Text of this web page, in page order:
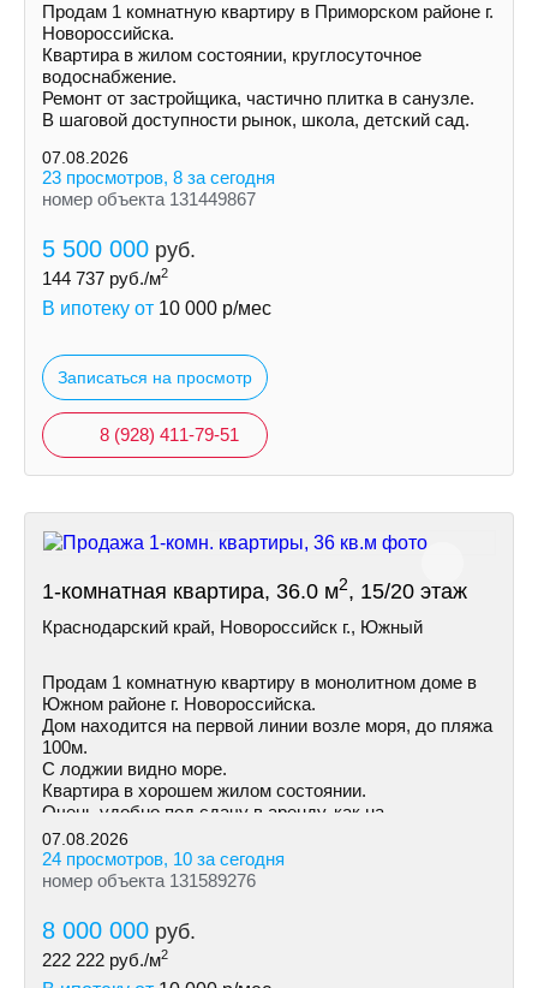
Продам 1 комнатную квартиру в Приморском районе г.
Новороссийска.
Квартира в жилом состоянии, круглосуточное
водоснабжение.
Ремонт от застройщика, частично плитка в санузле.
В шаговой доступности рынок, школа, детский сад.
07.08.2026
23 просмотров, 8 за сегодня
номер объекта 131449867
5 500 000 руб.
144 737 руб./м2
В ипотеку от 10 000 р/мес
Записаться на просмотр
8 (928) 411-79-51
1-комнатная квартира, 36.0 м2, 15/20 этаж
Краснодарский край, Новороссийск г., Южный
Продам 1 комнатную квартиру в монолитном доме в
Южном районе г. Новороссийска.
Дом находится на первой линии возле моря, до пляжа
100м.
С лоджии видно море.
Квартира в хорошем жилом состоянии.
Очень удобно под сдачу в аренду, как на
долгосрочную так и посуточно.
07.08.2026
24 просмотров, 10 за сегодня
номер объекта 131589276
8 000 000 руб.
222 222 руб./м2